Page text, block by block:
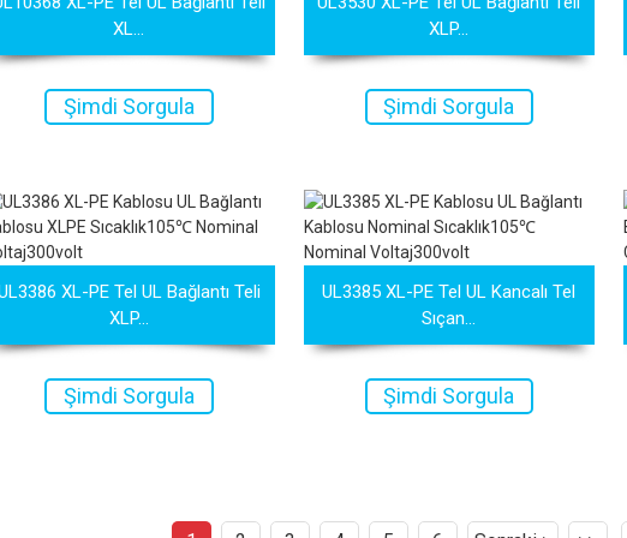
XL...
Şimdi Sorgula
XLP...
Şimdi Sorgula
XL-PE Tel UL Bağlantı Teli
XLP...
Şimdi Sorgula
UL3385 XL-PE Tel UL Kancalı Tel
Sıçan...
Şimdi Sorgula